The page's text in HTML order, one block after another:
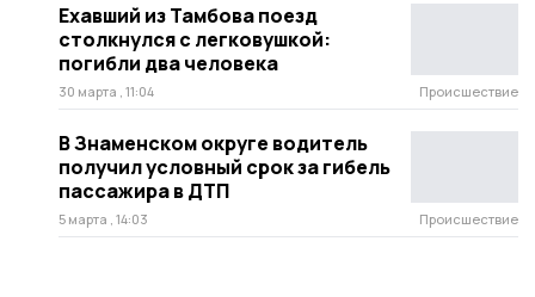
Ехавший из Тамбова поезд
столкнулся с легковушкой:
погибли два человека
30 марта , 11:04 Происшествие
В Знаменском округе водитель
получил условный срок за гибель
пассажира в ДТП
5 марта , 14:03 Происшествие